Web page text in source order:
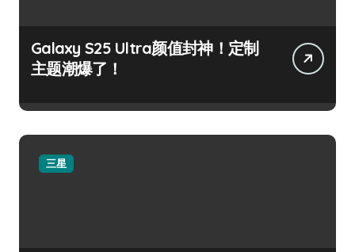
Galaxy S25 Ultra颜值封神！定制
主题潮爆了！
三星